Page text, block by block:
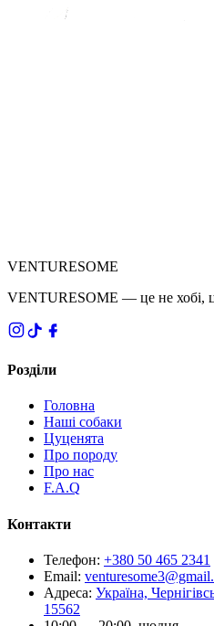
VENTURESOME
VENTURESOME — це не хобі,
Розділи
Головна
Наші собаки
Цуценята
Про породу
Про нас
F.A.Q
Контакти
Телефон: +380 50 465 2341
Email:
Адреса: Україна,
15562